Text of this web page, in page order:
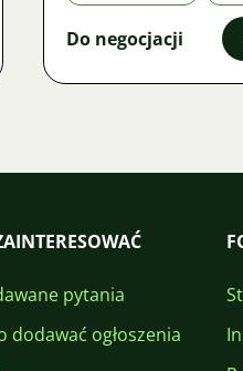
Do negocjacji
pytania
dodawać ogłoszenia